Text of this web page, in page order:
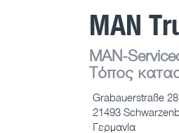
MAN
MAN-
Τόπος
Grabauerstraße 28
21493
Γερμανία